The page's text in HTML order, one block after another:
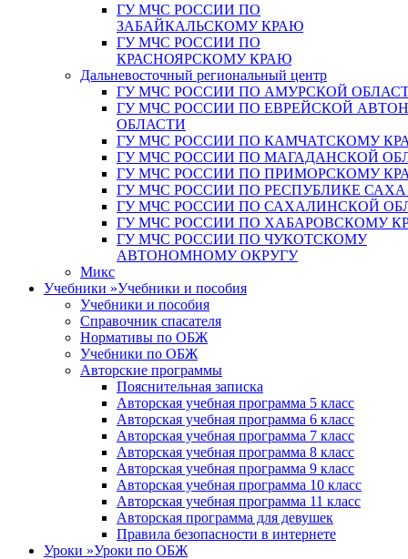
ГУ МЧС РОССИИ ПО
ЗАБАЙКАЛЬСКОМУ КРАЮ
ГУ МЧС РОССИИ ПО
КРАСНОЯРСКОМУ КРАЮ
Дальневосточный региональный центр
ГУ МЧС РОССИИ ПО АМУРСКОЙ
ГУ МЧС РОССИИ ПО ЕВРЕЙСКОЙ
ОБЛАСТИ
ГУ МЧС РОССИИ ПО КАМЧАТСКОМУ
ГУ МЧС РОССИИ ПО МАГАДАНСКОЙ
ГУ МЧС РОССИИ ПО ПРИМОРСКОМУ
ГУ МЧС РОССИИ ПО РЕСПУБЛИКЕ
ГУ МЧС РОССИИ ПО САХАЛИНСКОЙ
ГУ МЧС РОССИИ ПО ХАБАРОВСКОМУ
ГУ МЧС РОССИИ ПО ЧУКОТСКОМУ
АВТОНОМНОМУ ОКРУГУ
Микс
Учебники »Учебники и пособия
Учебники и пособия
Справочник спасателя
Нормативы по ОБЖ
Учебники по ОБЖ
Авторские программы
Пояснительная записка
Авторская учебная программа 5 класс
Авторская учебная программа 6 класс
Авторская учебная программа 7 класс
Авторская учебная программа 8 класс
Авторская учебная программа 9 класс
Авторская учебная программа 10 класс
Авторская учебная программа 11 класс
Авторская программа для девушек
Правила безопасности в интернете
Уроки »Уроки по ОБЖ